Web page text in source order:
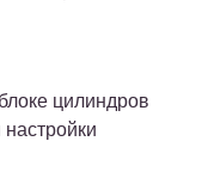
цилиндров